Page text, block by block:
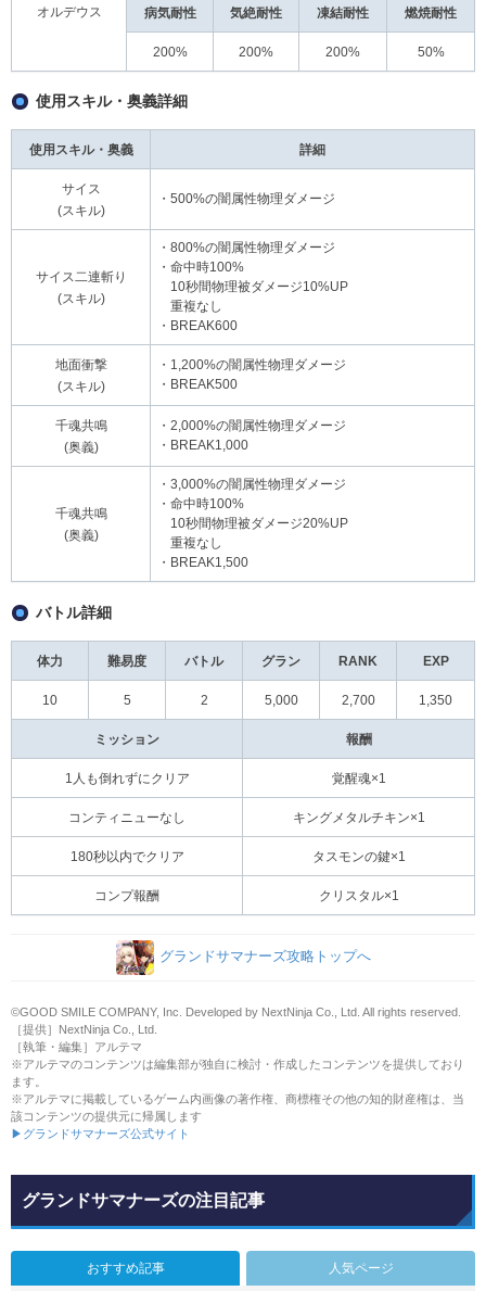
オルデウス
病気耐性 気絶耐性 凍結耐性 燃焼耐性
200% 200% 200% 50%
使用スキル・奥義詳細
使用スキル・奥義 詳細
サイス
(スキル)
・500%の闇属性物理ダメージ
サイス二連斬り
(スキル)
・800%の闇属性物理ダメージ
・命中時100%
10秒間物理被ダメージ10%UP
重複なし
・BREAK600
地面衝撃
(スキル)
・1,200%の闇属性物理ダメージ
・BREAK500
千魂共鳴
(奥義)
・2,000%の闇属性物理ダメージ
・BREAK1,000
千魂共鳴
(奥義)
・3,000%の闇属性物理ダメージ
・命中時100%
10秒間物理被ダメージ20%UP
重複なし
・BREAK1,500
バトル詳細
体力 難易度 バトル グラン RANK EXP
10 5 2 5,000 2,700 1,350
ミッション 報酬
1人も倒れずにクリア 覚醒魂×1
コンティニューなし キングメタルチキン×1
180秒以内でクリア タスモンの鍵×1
コンプ報酬 クリスタル×1
グランドサマナーズ攻略トップへ
©GOOD SMILE COMPANY, Inc. Developed by NextNinja Co., Ltd. All rights reserved.
［提供］NextNinja Co., Ltd.
［執筆・編集］アルテマ
※アルテマのコンテンツは編集部が独自に検討・作成したコンテンツを提供しており
ます。
※アルテマに掲載しているゲーム内画像の著作権、商標権その他の知的財産権は、当
該コンテンツの提供元に帰属します
▶グランドサマナーズ公式サイト
グランドサマナーズの注目記事
おすすめ記事 人気ページ